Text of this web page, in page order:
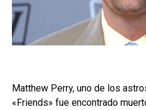
Matthew Perry, uno de los
«Friends» fue encontrado